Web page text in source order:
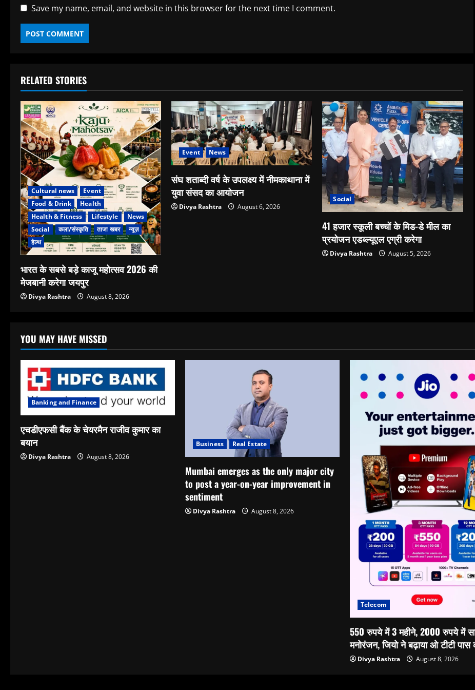
Save my name, email, and website in this browser for the next time I comment.
RELATED STORIES
Cultural news
Event
Food & Drink
Health
Health & Fitness
Lifestyle
News
Social
कला/संस्कृति ताजा खबर
न्यूज़
हेल्थ
भारत के सबसे बड़े काजू महोत्सव 2026 की
मेजबानी करेगा जयपुर
Divya Rashtra August 8, 2026
Event News
संघ शताब्दी वर्ष के उपलक्ष्य में नीमकाथाना में
युवा संसद का आयोजन
Divya Rashtra August 6, 2026
Social
41 हजार स्कूली बच्चों के मिड-डे मील का
प्रयोजन एडब्ल्यूएल एग्री करेगा
Divya Rashtra August 5, 2026
YOU MAY HAVE MISSED
Banking and Finance
एचडीएफसी बैंक के चेयरमैन राजीव कुमार का
बयान
Divya Rashtra August 8, 2026
Business Real Estate
Mumbai emerges as the only major city
to post a year-on-year improvement in
sentiment
Divya Rashtra August 8, 2026
Telecom
550 रुपये में 3 महीने, 2000 रुपये में
मनोरंजन, जियो ने बढ़ाया ओ टीटी पास
Divya Rashtra August 8, 2026